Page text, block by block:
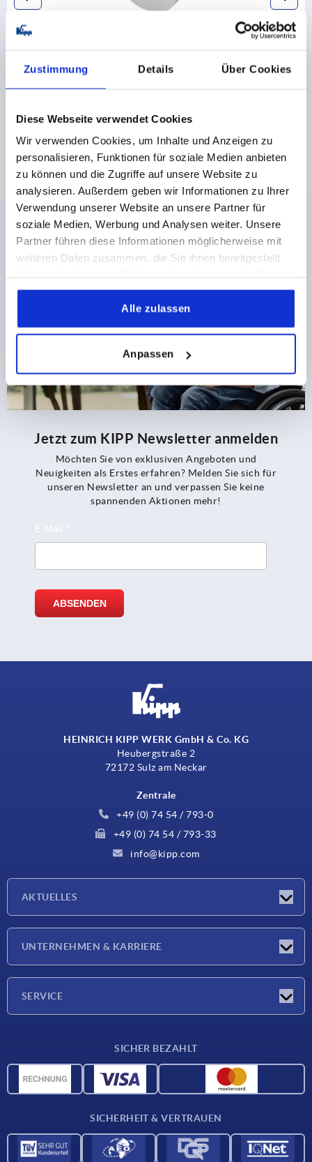
Zustimmung Details Über Cookies
Diese Webseite verwendet Cookies
Wir verwenden Cookies, um Inhalte und Anzeigen zu
personalisieren, Funktionen für soziale Medien anbieten
zu können und die Zugriffe auf unsere Website zu
analysieren. Außerdem geben wir Informationen zu Ihrer
Verwendung unserer Website an unsere Partner für
soziale Medien, Werbung und Analysen weiter. Unsere
Partner führen diese Informationen möglicherweise mit
weiteren Daten zusammen, die Sie ihnen bereitgestellt
gesammelt haben.
Alle zulassen
Anpassen
Klemmringe Aluminium für Druckspanner
ab38,97 €
Jetzt zum KIPP Newsletter anmelden
Möchten Sie von exklusiven Angeboten und
Neuigkeiten als Erstes erfahren? Melden Sie sich für
unseren Newsletter an und verpassen Sie keine
spannenden Aktionen mehr!
HEINRICH KIPP WERK GmbH & Co. KG
Heubergstraße 2
72172 Sulz am Neckar
Zentrale
+49 (0) 74 54 / 793-0
+49 (0) 74 54 / 793-33
info@kipp.com
AKTUELLES
Presseberichte
UNTERNEHMEN & KARRIERE
SERVICE
Werkstoffübersicht
SICHER BEZAHLT
SICHERHEIT & VERTRAUEN